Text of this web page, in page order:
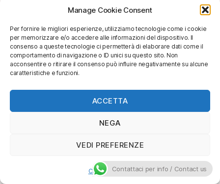
Manage Cookie Consent
Per fornire le migliori esperienze, utilizziamo tecnologie come i cookie
per memorizzare e/o accedere alle informazioni del dispositivo. Il
consenso a queste tecnologie ci permetterà di elaborare dati come il
comportamento di navigazione o ID unici su questo sito. Non
acconsentire o ritirare il consenso può influire negativamente su alcune
caratteristiche e funzioni.
ACCETTA
NEGA
VEDI PREFERENZE
Cookie PolicyContattaci per info / Contact us